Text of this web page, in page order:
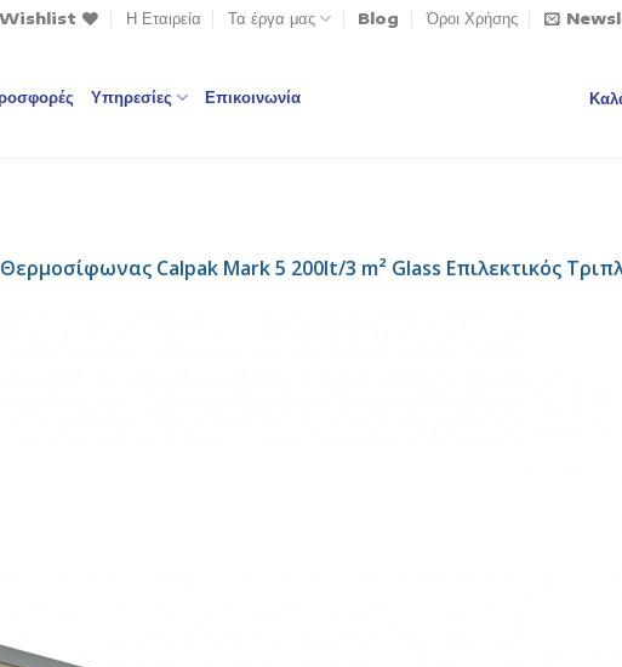
Wishlist Η Εταιρεία Τα έργα μας Blog Όροι Χρήσης
Υπηρεσίες Επικοινωνία
Calpak Mark 5 200lt/3 m² Glass Επιλεκτικός